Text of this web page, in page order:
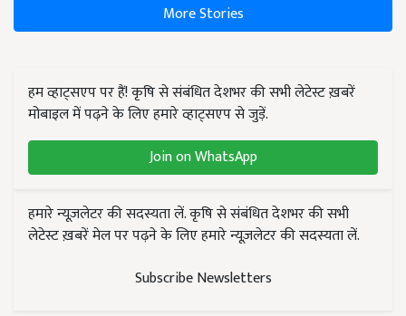
More Stories
हम व्हाट्सएप पर हैं! कृषि से संबंधित देशभर की सभी लेटेस्ट ख़बरें
मोबाइल में पढ़ने के लिए हमारे व्हाट्सएप से जुड़ें.
Join on WhatsApp
हमारे न्यूज़लेटर की सदस्यता लें. कृषि से संबंधित देशभर की सभी
लेटेस्ट ख़बरें मेल पर पढ़ने के लिए हमारे न्यूज़लेटर की सदस्यता लें.
Subscribe Newsletters